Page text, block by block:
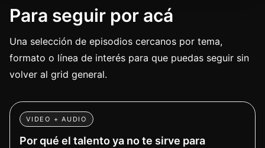
Para seguir por acá
Una selección de episodios cercanos por tema,
formato o línea de interés para que puedas seguir sin
volver al grid general.
VIDEO + AUDIO
Por qué el talento ya no te sirve para